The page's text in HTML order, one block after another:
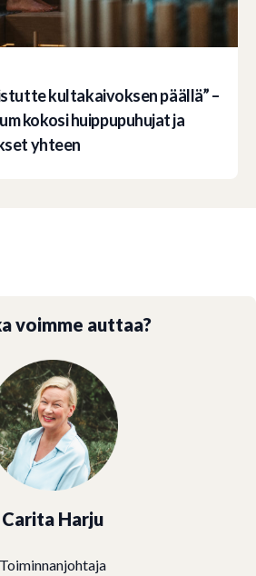
kultakaivoksen päällä” –
kokosi huippupuhujat ja
yhteen
voimme auttaa?
Carita Harju
Toiminnanjohtaja